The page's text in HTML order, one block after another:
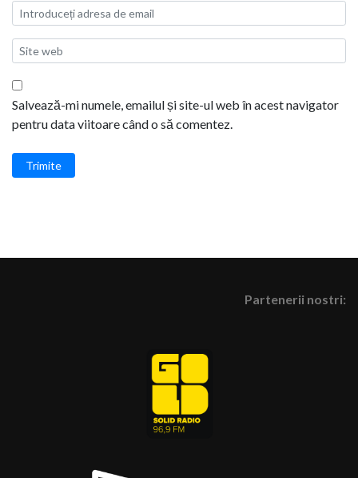
Salvează-mi numele, emailul și site-ul web în acest navigator
pentru data viitoare când o să comentez.
Trimite
Partenerii nostri: